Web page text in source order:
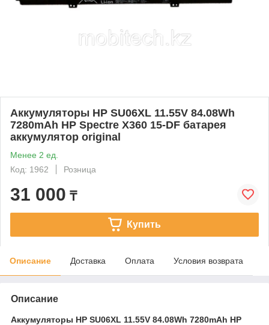
Аккумуляторы HP SU06XL 11.55V 84.08Wh
7280mAh HP Spectre X360 15-DF батарея
аккумулятор original
Менее 2 ед.
Код: 1962
Розница
31 000 ₸
Купить
Описание Доставка Оплата Условия возврата
Описание
Аккумуляторы HP SU06XL 11.55V 84.08Wh 7280mAh HP